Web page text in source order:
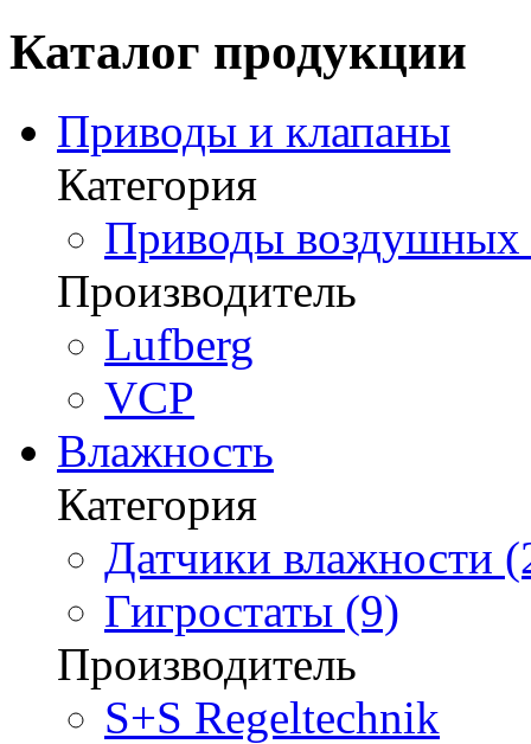
Каталог продукции
Приводы и клапаны
Категория
Приводы воздушных
Производитель
Lufberg
VCP
Влажность
Категория
Датчики влажности
Гигростаты (9)
Производитель
S+S Regeltechnik